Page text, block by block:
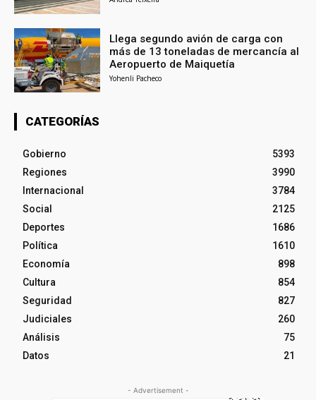
Llega segundo avión de carga con
más de 13 toneladas de mercancía al
Aeropuerto de Maiquetía
Yohenli Pacheco
CATEGORÍAS
Gobierno
5393
Regiones
3990
Internacional
3784
Social
2125
Deportes
1686
Política
1610
Economía
898
Cultura
854
Seguridad
827
Judiciales
260
Análisis
75
Datos
21
- Advertisement -